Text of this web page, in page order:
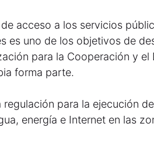
acceso a los servicios
es uno de los objetivos de
para la Cooperación y el
forma parte.
regulación para la ejecución
energía e Internet en las